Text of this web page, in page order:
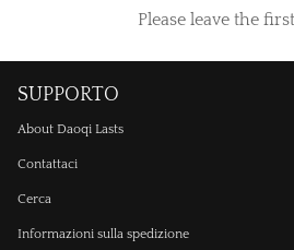
Please leave the
SUPPORTO
About Daoqi Lasts
Contattaci
Cerca
Informazioni sulla spedizione